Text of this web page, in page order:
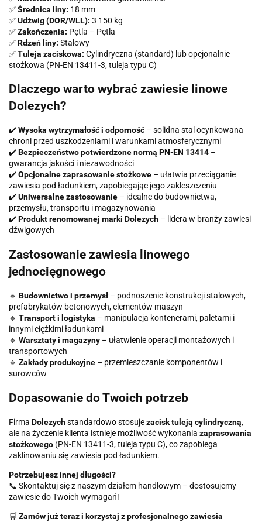
✅Średnica liny: 18 mm
✅Udźwig (DOR/WLL): 3 150 kg
✅Zakończenia: Pętla – Pętla
✅Rdzeń liny: Stalowy
✅Tuleja zaciskowa: Cylindryczna (standard) lub opcjonalnie
stożkowa (PN-EN 13411-3, tuleja typu C)
Dlaczego warto wybrać zawiesie linowe
Dolezych?
✔️Wysoka wytrzymałość i odporność – solidna stal ocynkowana
chroni przed uszkodzeniami i warunkami atmosferycznymi
✔️Bezpieczeństwo potwierdzone normą PN-EN 13414 –
gwarancja jakości i niezawodności
✔️Opcjonalne zaprasowanie stożkowe – ułatwia przeciąganie
zawiesia pod ładunkiem, zapobiegając jego zakleszczeniu
✔️Uniwersalne zastosowanie – idealne do budownictwa,
przemysłu, transportu i magazynowania
✔️Produkt renomowanej marki Dolezych – lidera w branży zawiesi
dźwigowych
Zastosowanie zawiesia linowego
jednocięgnowego
🔹 Budownictwo i przemysł – podnoszenie konstrukcji stalowych,
prefabrykatów betonowych, elementów maszyn
🔹 Transport i logistyka – manipulacja kontenerami, paletami i
innymi ciężkimi ładunkami
🔹 Warsztaty i magazyny – ułatwienie operacji montażowych i
transportowych
🔹 Zakłady produkcyjne – przemieszczanie komponentów i
surowców
Dopasowanie do Twoich potrzeb
Firma Dolezychstandardowo stosujezacisk tuleją cylindryczną,
ale na życzenie klienta istnieje możliwość wykonania zaprasowania
stożkowego (PN-EN 13411-3, tuleja typu C), co zapobiega
zaklinowaniu się zawiesia pod ładunkiem.
Potrzebujesz innej długości?
📞 Skontaktuj się z naszym działem handlowym – dostosujemy
zawiesie do Twoich wymagań!
🛒 Zamów już teraz i korzystaj z profesjonalnego zawiesia